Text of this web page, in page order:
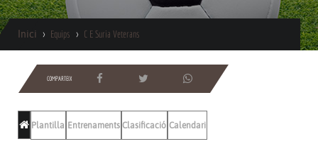
Inici Equips C E Suria Veterans
COMPARTEIX
Plantilla Entrenaments Clasificació Calendari